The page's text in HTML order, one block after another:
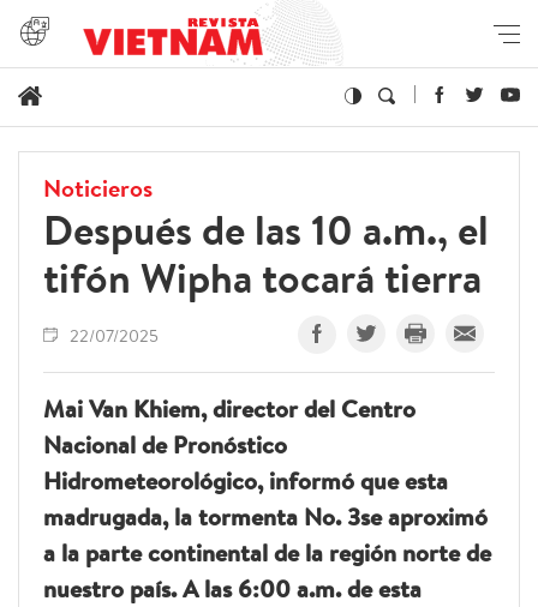
Noticieros
Después de las 10 a.m., el
tifón Wipha tocará tierra
22/07/2025
Mai Van Khiem, director del Centro
Nacional de Pronóstico
Hidrometeorológico, informó que esta
madrugada, la tormenta No. 3se aproximó
a la parte continental de la región norte de
nuestro país. A las 6:00 a.m. de esta